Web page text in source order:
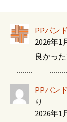
PPバン
2026年1
良かっ
PPバン
り
2026年1